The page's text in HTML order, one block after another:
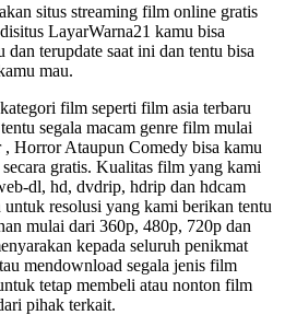
situs streaming film online gratis
LayarWarna21 kamu bisa
terupdate saat ini dan tentu bisa
mau.
film seperti film asia terbaru
segala macam genre film mulai
Horror Ataupun Comedy bisa kamu
gratis. Kualitas film yang kami
dl, hd, dvdrip, hdrip dan hdcam
resolusi yang kami berikan tentu
mulai dari 360p, 480p, 720p dan
kepada seluruh penikmat
mendownload segala jenis film
tetap membeli atau nonton film
pihak terkait.